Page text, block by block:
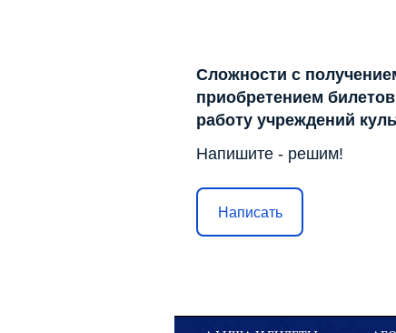
Сложности с
приобретением
работу учреждений
Напишите - решим!
Написать